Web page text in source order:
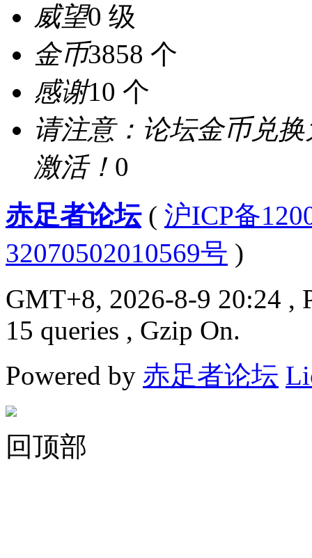
威望0 级
金币3858 个
感谢10 个
请注意：论坛金币兑
激活！ 0
赤足者论坛( 沪ICP备
32070502010569号 )
GMT+8, 2026-8-9 20:24 ,
15 queries , Gzip On.
Powered by 赤足者论坛
回顶部